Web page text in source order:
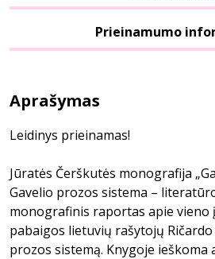
Prieinamumo
Aprašymas
Leidinys prieinamas!
Jūratės Čerškutės monografija
Gavelio prozos sistema –
monografinis raportas apie vieno
pabaigos lietuvių rašytojų Ričardo
prozos sistemą. Knygoje ieškoma